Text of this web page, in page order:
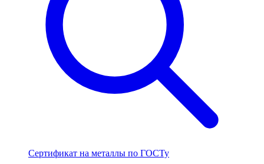
Сертификат на металлы по ГОСТу